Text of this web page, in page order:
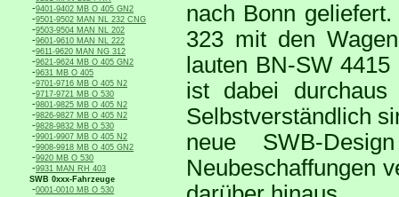
-9401-9402 MB O 405 GN2
-9501-9502 MAN NL 232 CNG
-9503-9504 MAN NL 202
-9601-9610 MAN NL 222
-9611-9620 MAN NG 312
-9621-9624 MB O 405 GN2
-9631 MB O 405
-9701-9716 MB O 405 N2
-9717-9721 MB O 530
-9801-9825 MB O 405 N2
-9826-9827 MB O 405 N2
-9828-9832 MB O 530
-9901-9907 MB O 405 N2
-9908-9918 MB O 405 GN2
-9920 MB O 530
-9931 MAN RH 403
SWB 0xxx-Fahrzeuge
-0001-0010 MB O 530
nach Bonn
323 mit den
lauten BN-SW
ist dabei
Selbstverständlich
neue SWB-
Neubeschaffungen